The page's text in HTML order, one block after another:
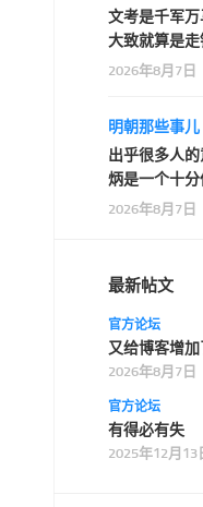
文考是千军
大致就算是走
2026年8月7日
明朝那些事儿
出乎很多人
炳是一个十
人也十分客气
2026年8月7日
最新帖文
官方论坛
又给博客增
2026年8月7日
官方论坛
有得必有失
2025年12月13